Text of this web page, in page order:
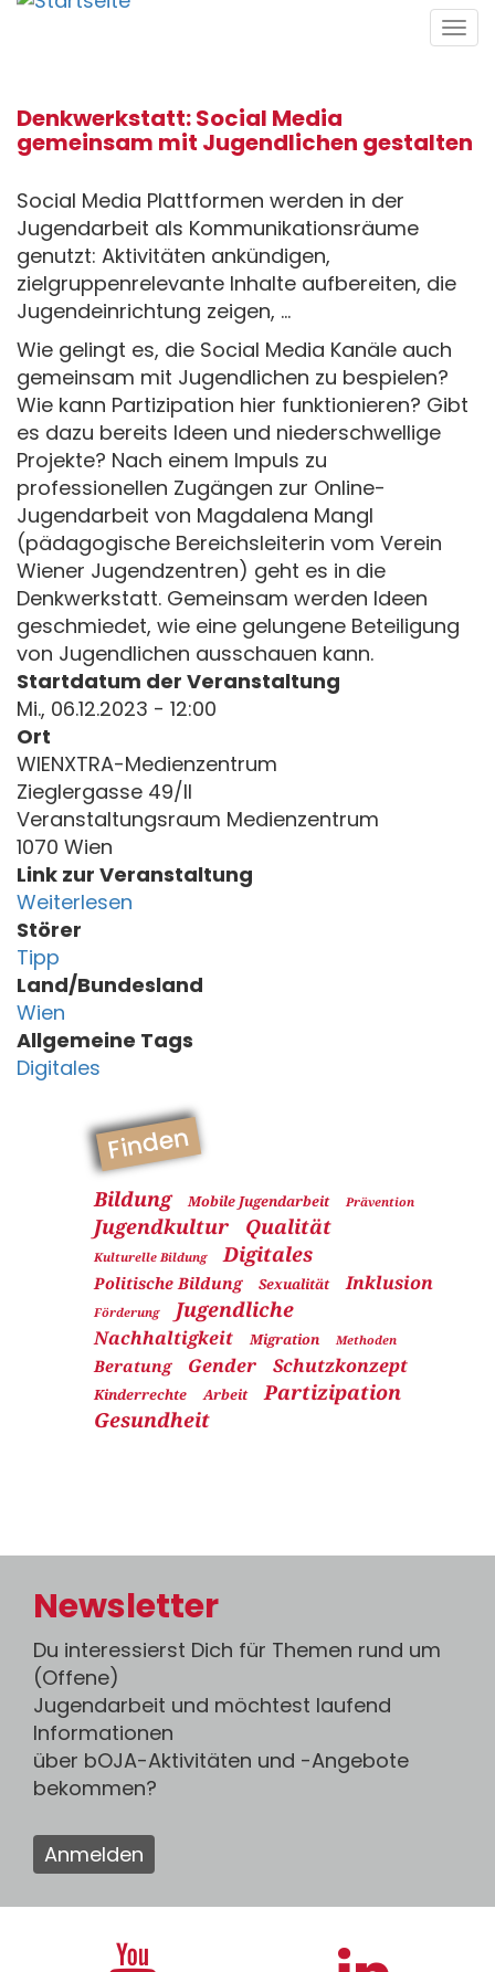
Direkt
Denkwerkstatt: Social Media
gemeinsam mit Jugendlichen gestalten
Social Media Plattformen werden in der
Jugendarbeit als Kommunikationsräume
genutzt: Aktivitäten ankündigen,
zielgruppenrelevante Inhalte aufbereiten, die
Jugendeinrichtung zeigen, …
Wie gelingt es, die Social Media Kanäle auch
gemeinsam mit Jugendlichen zu bespielen?
Wie kann Partizipation hier funktionieren? Gibt
es dazu bereits Ideen und niederschwellige
Projekte? Nach einem Impuls zu
professionellen Zugängen zur Online-
Jugendarbeit von Magdalena Mangl
(pädagogische Bereichsleiterin vom Verein
Wiener Jugendzentren) geht es in die
Denkwerkstatt. Gemeinsam werden Ideen
geschmiedet, wie eine gelungene Beteiligung
von Jugendlichen ausschauen kann.
Startdatum der Veranstaltung
Mi., 06.12.2023 - 12:00
Ort
WIENXTRA-Medienzentrum
Zieglergasse 49/II
Veranstaltungsraum Medienzentrum
1070 Wien
Link zur Veranstaltung
Weiterlesen
Störer
Tipp
Land/Bundesland
Wien
Allgemeine Tags
Digitales
Finden
Bildung Mobile Jugendarbeit Prävention
Jugendkultur Qualität
Kulturelle Bildung Digitales
Politische Bildung Sexualität Inklusion
Förderung Jugendliche
Nachhaltigkeit Migration Methoden
Beratung Gender Schutzkonzept
Kinderrechte Arbeit
Partizipation
Gesundheit
Newsletter
Du interessierst Dich für Themen rund um
(Offene)
Jugendarbeit und möchtest laufend
Informationen
über bOJA-Aktivitäten und -Angebote
bekommen?
Anmelden